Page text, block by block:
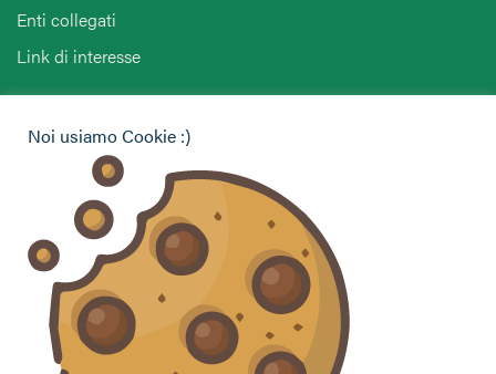
Enti collegati
Link di interesse
Vuoi contattarci per ricevere assistenza, lasciare un
commento o chiedere informazioni?
CONTATTACI
Seguici sui social
Noi usiamo Cookie :)